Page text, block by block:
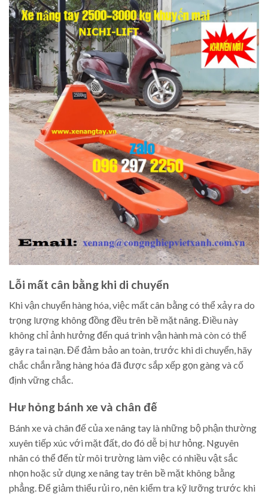
Lỗi mất cân bằng khi di chuyển
Khi vận chuyển hàng hóa, việc mất cân bằng có thể xảy ra do
trọng lượng không đồng đều trên bề mặt nâng. Điều này
không chỉ ảnh hưởng đến quá trình vận hành mà còn có thể
gây ra tai nạn. Để đảm bảo an toàn, trước khi di chuyển, hãy
chắc chắn rằng hàng hóa đã được sắp xếp gọn gàng và cố
định vững chắc.
Hư hỏng bánh xe và chân đế
Bánh xe và chân đế của xe nâng tay là những bộ phận thường
xuyên tiếp xúc với mặt đất, do đó dễ bị hư hỏng. Nguyên
nhân có thể đến từ môi trường làm việc có nhiều vật sắc
nhọn hoặc sử dụng xe nâng tay trên bề mặt không bằng
phẳng. Để giảm thiểu rủi ro, nên kiểm tra kỹ lưỡng trước khi